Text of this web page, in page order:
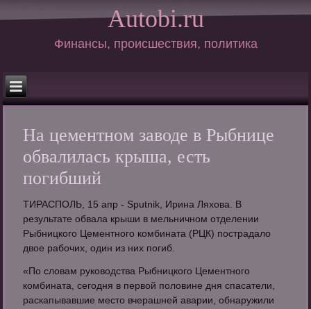
Autobi.ru
Финансы, происшествия, политика
На цементном заводе в Рыбнице
обвалилась крыша, есть
погибший
ТИРАСПОЛЬ, 15 апр - Sputnik, Ирина Ляхова. В
результате обвала крыши в мельничном отделении
Рыбницкого Цементного комбината (РЦК) пострадало
двое рабочих, один из них погиб.
«По словам руководства Рыбницкого Цементного
комбината, сегодня в первой половине дня спасатели,
раскапывавшие место вчерашней аварии, обнаружили